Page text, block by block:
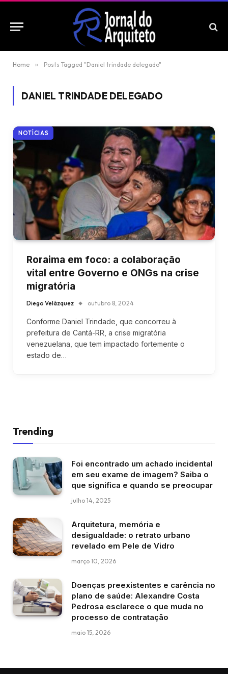
Home » Posts Tagged "Daniel trindade delegado"
DANIEL TRINDADE DELEGADO
NOTÍCIAS
Roraima em foco: a colaboração
vital entre Governo e ONGs na crise
migratória
Diego Velázquez outubro 8, 2024
Conforme Daniel Trindade, que concorreu à
prefeitura de Cantá-RR, a crise migratória
venezuelana, que tem impactado fortemente o
estado de…
Trending
Foi encontrado um achado incidental
em seu exame de imagem? Saiba o
que significa e quando se preocupar
julho 14, 2025
Arquitetura, memória e
desigualdade: o retrato urbano
revelado em Pele de Vidro
março 10, 2026
Doenças preexistentes e carência no
plano de saúde: Alexandre Costa
Pedrosa esclarece o que muda no
processo de contratação
maio 15, 2026